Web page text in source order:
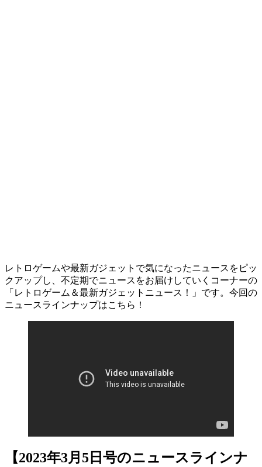
レトロゲームや最新ガジェットで気になったニュースをピッ
クアップし、不定期でニュースをお届けしていくコーナーの
「レトロゲーム＆最新ガジェットニュース！」です。今回の
ニュースラインナップはこちら！
【2023年3月5日号のニュースラインナ